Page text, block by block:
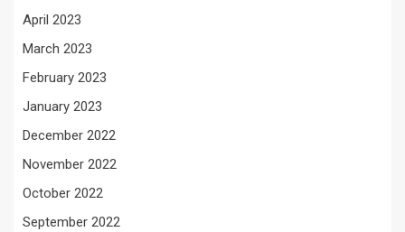
April 2023
March 2023
February 2023
January 2023
December 2022
November 2022
October 2022
September 2022